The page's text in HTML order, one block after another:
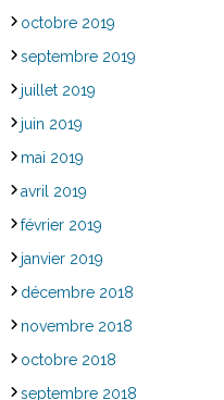
octobre 2019
septembre 2019
juillet 2019
juin 2019
mai 2019
avril 2019
février 2019
janvier 2019
décembre 2018
novembre 2018
octobre 2018
septembre 2018